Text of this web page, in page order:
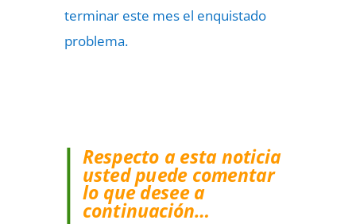
terminar este mes el enquistado
problema.
Respecto a esta noticia
usted puede comentar
lo que desee a
continuación…